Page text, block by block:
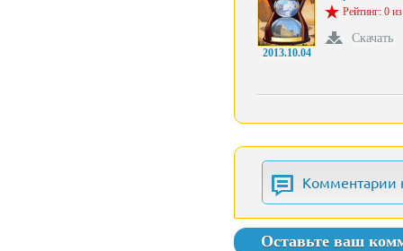
2013.10.04
Рейтинг: 0
Скачать
Комментарии
Оставьте ваш